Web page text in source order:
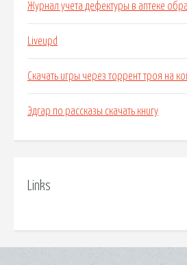
Журнал учета дефектуры в аптеке
Liveupd
Скачать игры через торрент троя на
Эдгар по рассказы скачать книгу
Links